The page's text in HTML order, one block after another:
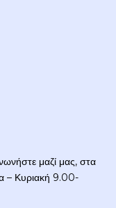
μαζί μας, στα
– Κυριακή 9.00-